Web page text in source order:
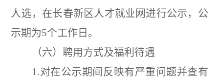
人选，在长春新区人才就业网进行公示，公
示期为5个工作日。
（六）聘用方式及福利待遇
1.对在公示期间反映有严重问题并查有